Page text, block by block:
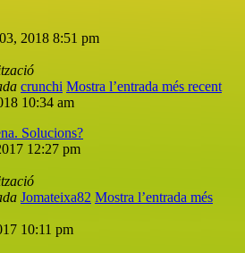
2018 8:51 pm
crunchi Mostra l’entrada més recent
10:34 am
Solucions?
12:27 pm
Jomateixa82 Mostra l’entrada més
10:11 pm